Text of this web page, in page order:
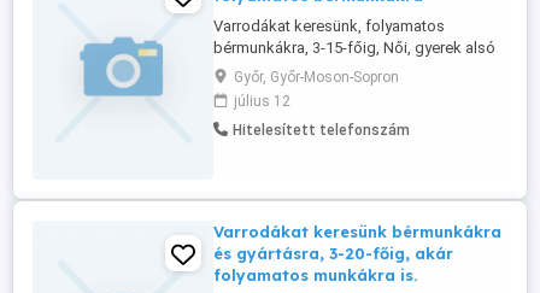
Varrodákat keresünk, folyamatos
bérmunkákra, 3-15-főig, Női, gyerek alsó
és felsőruházat, valamint munkaruházat
és egyéb textíliák varrására, ill. külföldi
megrendelési igényekre is. Bővebb infó a
web oldalon, vagy a telefonon kérhető, ha
Győr, Győr-Moson-Sopron
július 12
Hitelesített telefonszám
Varrodákat keresünk bérmunkákra
és gyártásra, 3-20-főig, akár
folyamatos munkákra is.